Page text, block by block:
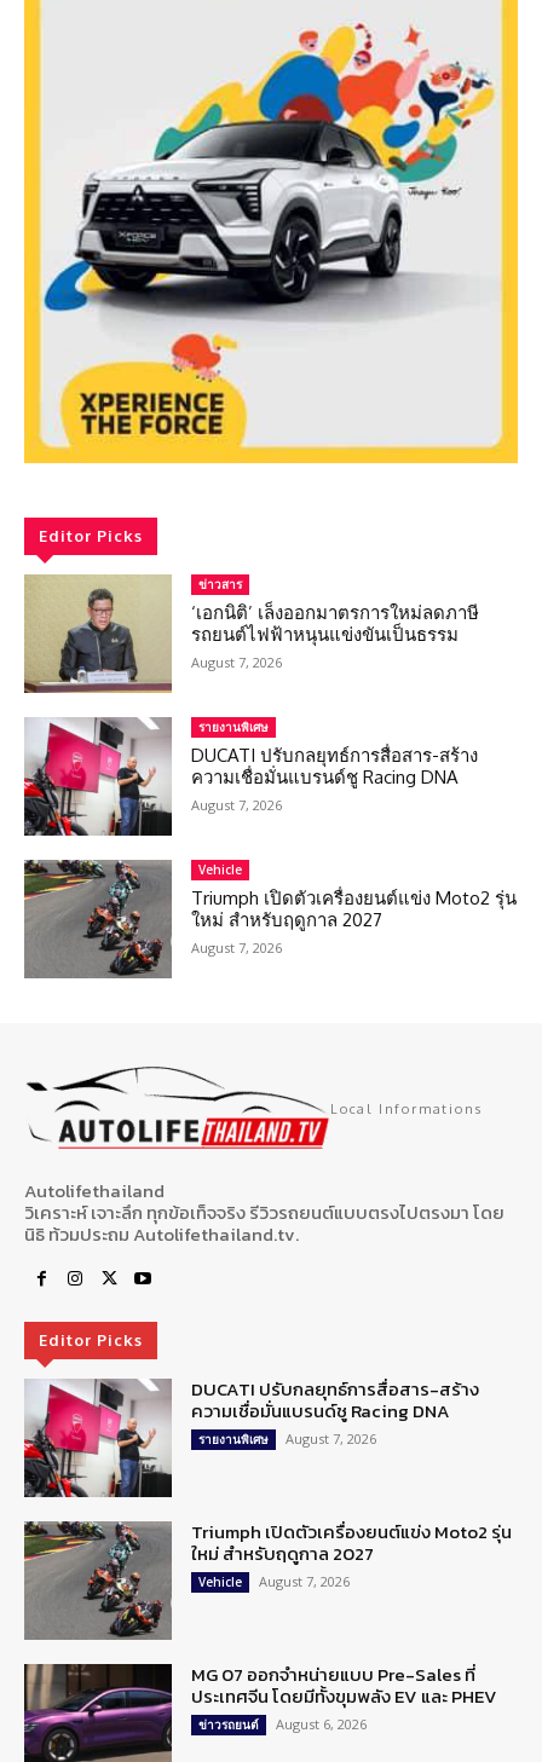
Editor Picks
ข่าวสาร
‘เอกนิติ’ เล็งออกมาตรการใหม่ลดภาษี
รถยนต์ไฟฟ้าหนุนแข่งขันเป็นธรรม
August 7, 2026
รายงานพิเศษ
DUCATI ปรับกลยุทธ์การสื่อสาร-สร้าง
ความเชื่อมั่นแบรนด์ชู Racing DNA
August 7, 2026
Vehicle
Triumph เปิดตัวเครื่องยนต์แข่ง Moto2 รุ่น
ใหม่ สำหรับฤดูกาล 2027
August 7, 2026
Local Informations
Autolifethailand
วิเคราะห์ เจาะลึก ทุกข้อเท็จจริง รีวิวรถยนต์แบบตรงไปตรงมา โดย
นิธิ ท้วมประถม Autolifethailand.tv.
Editor Picks
DUCATI ปรับกลยุทธ์การสื่อสาร-สร้าง
ความเชื่อมั่นแบรนด์ชู Racing DNA
รายงานพิเศษ August 7, 2026
Triumph เปิดตัวเครื่องยนต์แข่ง Moto2 รุ่น
ใหม่ สำหรับฤดูกาล 2027
Vehicle August 7, 2026
MG 07 ออกจำหน่ายแบบ Pre-Sales ที่
ประเทศจีน โดยมีทั้งขุมพลัง EV และ PHEV
ข่าวรถยนต์ August 6, 2026